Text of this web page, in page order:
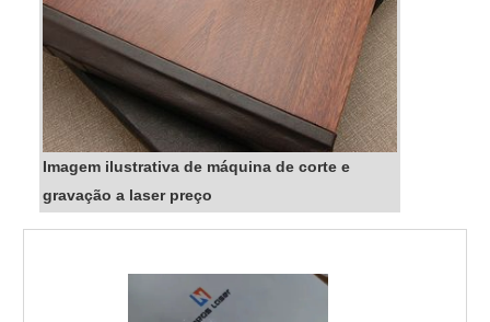
Imagem ilustrativa de máquina de corte e
gravação a laser preço